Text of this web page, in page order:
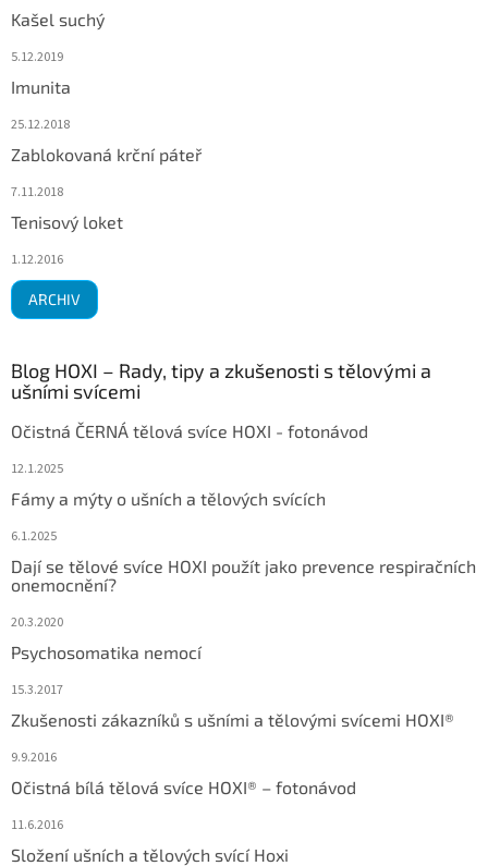
Kašel suchý
5.12.2019
Imunita
25.12.2018
Zablokovaná krční páteř
7.11.2018
Tenisový loket
1.12.2016
ARCHIV
Blog HOXI – Rady, tipy a zkušenosti s tělovými a
ušními svícemi
Očistná ČERNÁ tělová svíce HOXI - fotonávod
12.1.2025
Fámy a mýty o ušních a tělových svících
6.1.2025
Dají se tělové svíce HOXI použít jako prevence respiračních
onemocnění?
20.3.2020
Psychosomatika nemocí
15.3.2017
Zkušenosti zákazníků s ušními a tělovými svícemi HOXI®
9.9.2016
Očistná bílá tělová svíce HOXI® – fotonávod
11.6.2016
Složení ušních a tělových svící Hoxi